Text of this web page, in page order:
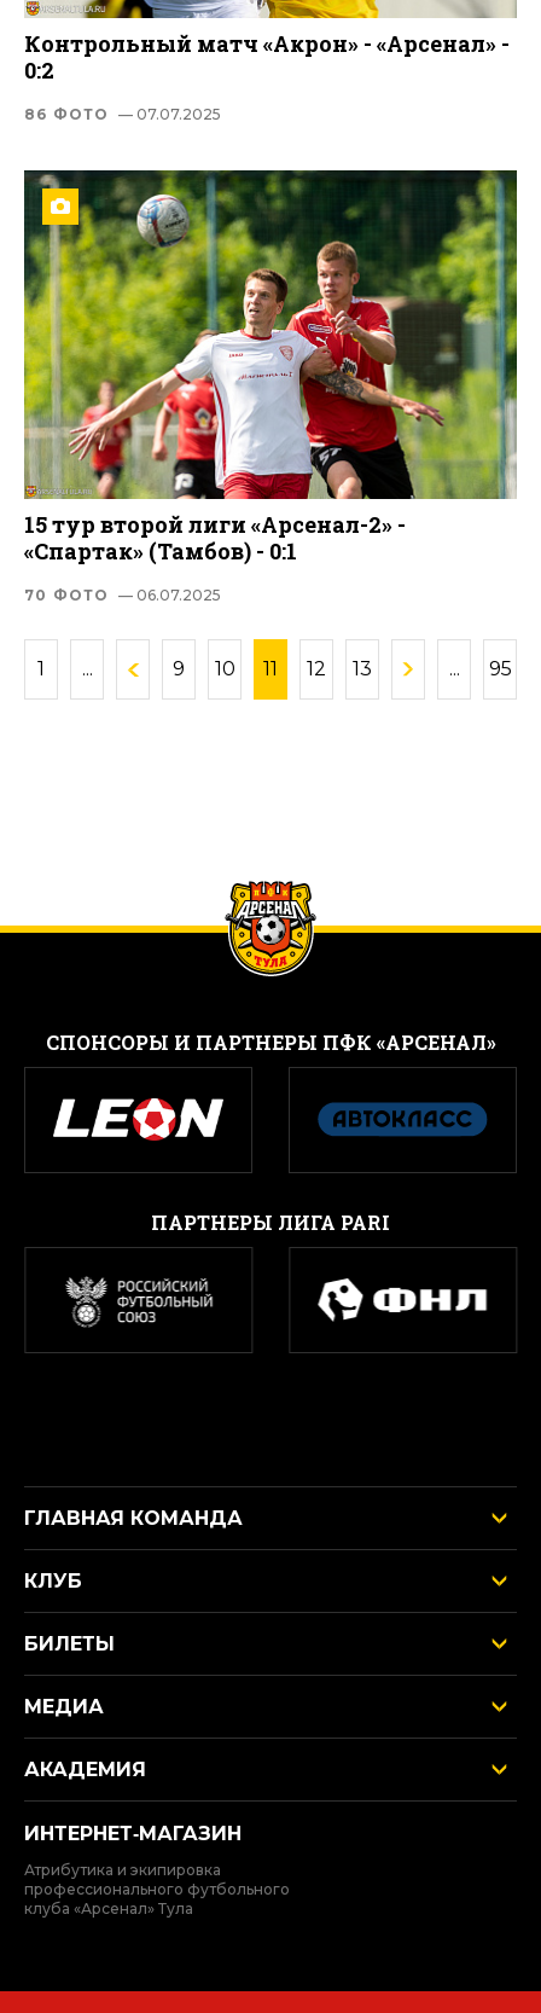
Контрольный матч «Акрон» - «Арсенал» -
0:2
86 ФОТО — 07.07.2025
15 тур второй лиги «Арсенал-2» -
«Спартак» (Тамбов) - 0:1
70 ФОТО — 06.07.2025
1 ... 9 10 11 12 13 ... 95
CПОНСОРЫ И ПАРТНЕРЫ ПФК «АРСЕНАЛ»
ПАРТНЕРЫ ЛИГА PARI
ГЛАВНАЯ КОМАНДА
КЛУБ
БИЛЕТЫ
МЕДИА
АКАДЕМИЯ
ИНТЕРНЕТ‑МАГАЗИН
Атрибутика и экипировка
профессионального футбольного
клуба «Арсенал» Тула